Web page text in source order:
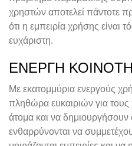
χρηστών αποτελεί πάντοτε
ότι η εμπειρία χρήσης είναι
ευχάριστη.
ΕΝΕΡΓΉ
Με εκατομμύρια ενεργούς
πληθώρα ευκαιριών για
άτομα και να δημιουργήσουν
ενθαρρύνονται να